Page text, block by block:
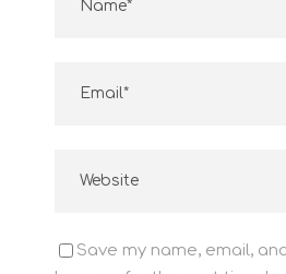
Save my name, email,